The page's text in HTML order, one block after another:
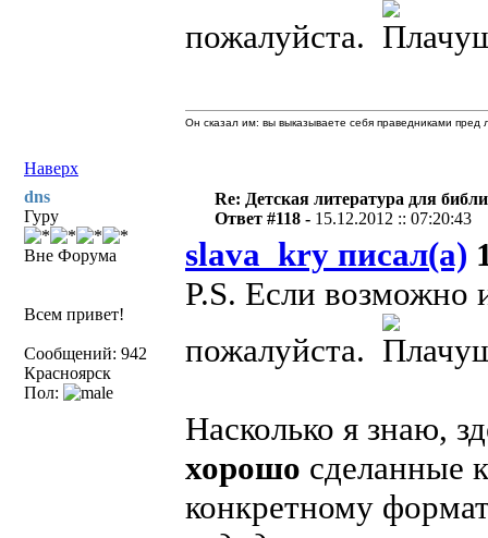
пожалуйста.
Наверх
Он сказал им: вы выказываете себя праведниками
dns
Гуру
Вне Форума
Всем привет!
Сообщений: 942
Красноярск
Пол:
Re: Детская литература для
Ответ #118 - 15.12.2012 :: 07:20:43
slava_kry писал(а)
P.S. Если возможно
пожалуйста.
Насколько я знаю,
хорошо сделанные
конкретному